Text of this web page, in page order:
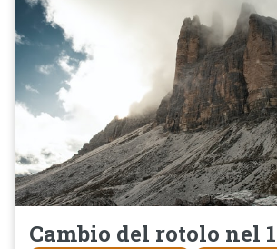
Cambio del rotolo nel